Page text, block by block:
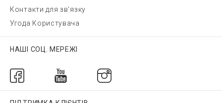
Контакти для зв'язку
Угода Користувача
НАШІ СОЦ. МЕРЕЖІ